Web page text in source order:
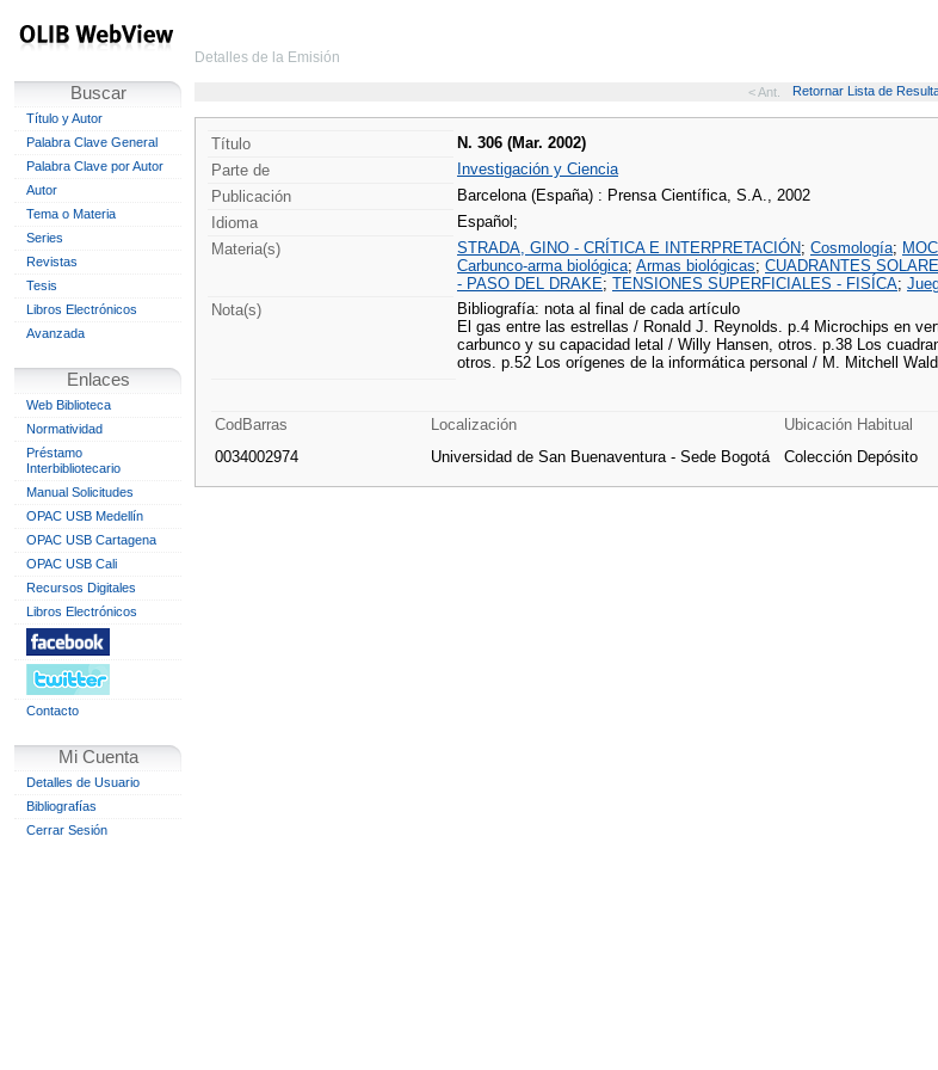
Buscar
Título y Autor
Palabra Clave General
Palabra Clave por Autor
Autor
Tema o Materia
Series
Revistas
Tesis
Libros Electrónicos
Avanzada
Enlaces
Web Biblioteca
Normatividad
Préstamo
Interbibliotecario
Manual Solicitudes
OPAC USB Medellín
OPAC USB Cartagena
OPAC USB Cali
Recursos Digitales
Libros Electrónicos
Contacto
Mi Cuenta
Detalles de Usuario
Bibliografías
Cerrar Sesión
Detalles de la Emisión
< Ant. Retornar Lista de
Título N. 306 (Mar. 2002)
Parte de
Investigación y Ciencia
Publicación
Barcelona (España) : Prensa Científica, S.A., 2002
Idioma
Español;
Materia(s)
STRADA, GINO - CRÍTICA E INTERPRETACIÓN; Cosmología;
Carbunco-arma biológica; Armas biológicas; CUADRANTES
- PASO DEL DRAKE; TENSIONES SUPERFICIALES - FISÍCA;
Nota(s)
Bibliografía: nota al final de cada artículo
El gas entre las estrellas / Ronald J. Reynolds. p.4 Microchips en
carbunco y su capacidad letal / Willy Hansen, otros. p.38 Los
otros. p.52 Los orígenes de la informática personal / M. Mitchell
CodBarras
Localización Ubicación Habitual
0034002974
Universidad de San Buenaventura - Sede Bogotá Colección Depósito